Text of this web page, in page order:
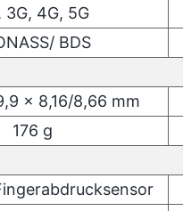
3G, 4G, 5G
BDS
x 8,16/8,66 mm
176 g